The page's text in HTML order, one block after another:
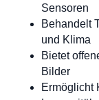
Sensoren
Behandelt
und Klima
Bietet
Bilder
Ermöglicht